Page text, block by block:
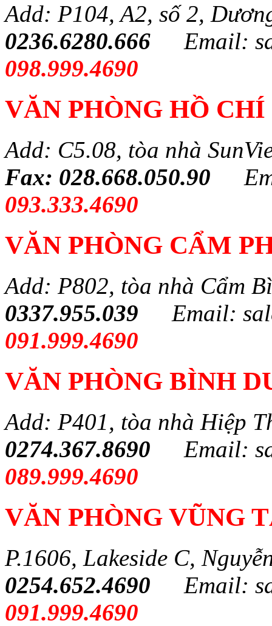
Add: P104, A2, số 2,
0236.6280.666
Email:
098.999.4690
VĂN PHÒNG HỒ
Add: C5.08, tòa nhà
Fax: 028.668.050.90
093.333.4690
VĂN PHÒNG CẨM
Add: P802, tòa nhà Cẩm
0337.955.039
Email:
091.999.4690
VĂN PHÒNG BÌNH
Add: P401, tòa nhà Hiệp
0274.367.8690
Email:
089.999.4690
VĂN PHÒNG VŨNG
P.1606, Lakeside C,
0254.652.4690
Email:
091.999.4690